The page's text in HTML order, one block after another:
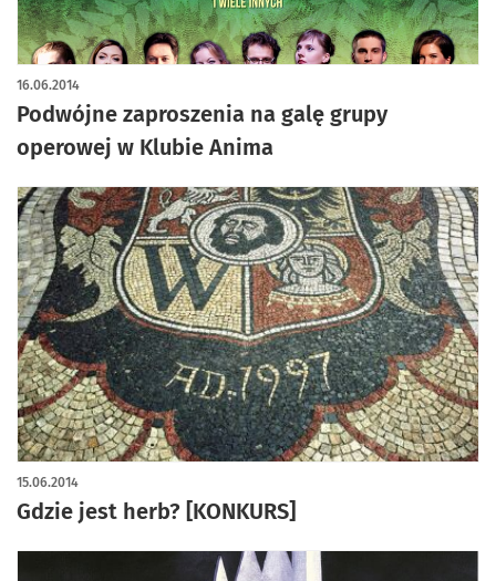
Podwójne zaproszenia na galę grupy
operowej w Klubie Anima
16.06.2014
Gdzie jest herb? [KONKURS]
15.06.2014